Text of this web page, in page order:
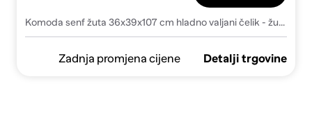
Komoda senf žuta 36x39x107 cm hladno valjani čelik - žuta boja senfa 1
Zadnja promjena cijene Detalji trgovine